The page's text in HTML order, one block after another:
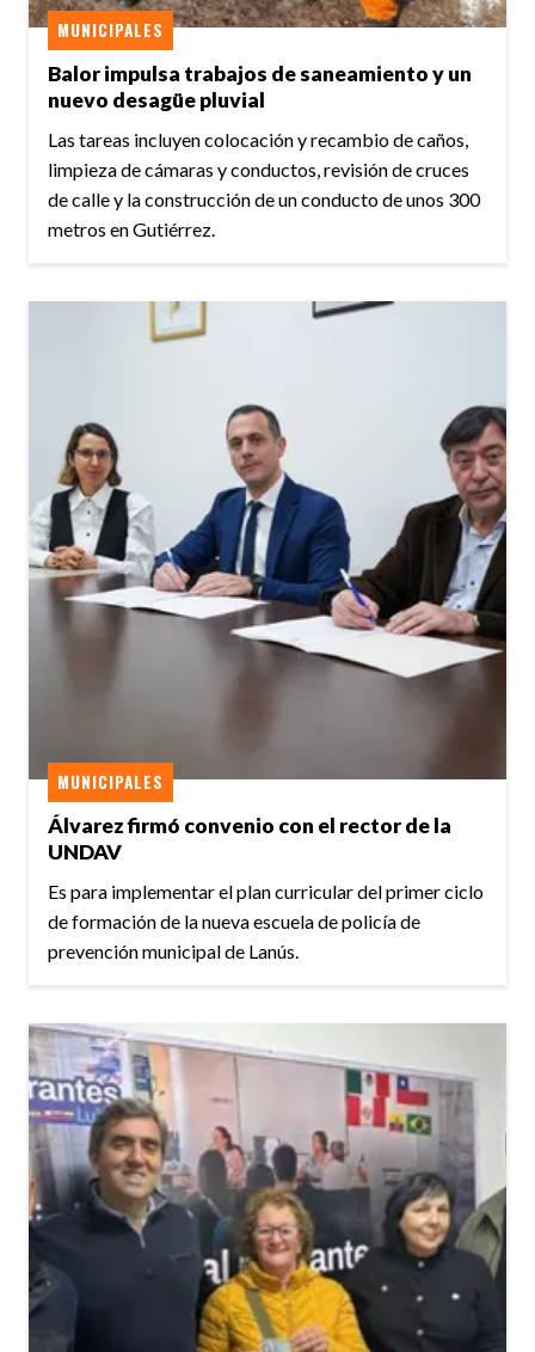
Balor impulsa trabajos de saneamiento y un
nuevo desagüe pluvial
MUNICIPALES
Las tareas incluyen colocación y recambio de caños,
limpieza de cámaras y conductos, revisión de cruces
de calle y la construcción de un conducto de unos 300
metros en Gutiérrez.
Álvarez firmó convenio con el rector de la
UNDAV
MUNICIPALES
Es para implementar el plan curricular del primer ciclo
de formación de la nueva escuela de policía de
prevención municipal de Lanús.